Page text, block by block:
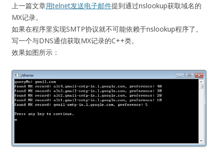
上一篇文章用telnet发送电子邮件提到通过nslookup获取域名的
MX记录。
如果在程序里实现SMTP协议就不可能依赖于nslookup程序了。
写一个与DNS通信获取MX记录的C++类。
效果如图所示：